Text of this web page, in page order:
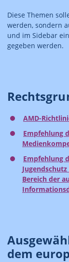
Diese Themen
werden, sondern
und im Sidebar
gegeben werden.
AMD-
Empfehlung
Empfehlung
Bereich der
dem